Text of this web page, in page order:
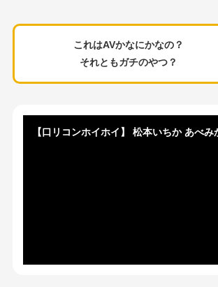
これはAVかなにかなの？
それともガチのやつ？